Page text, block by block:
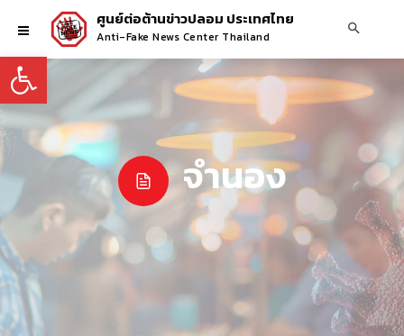
Open toolbar
ศูนย์ต่อต้านข่าวปลอม ประเทศไทย
Anti-Fake News Center Thailand
จำนอง